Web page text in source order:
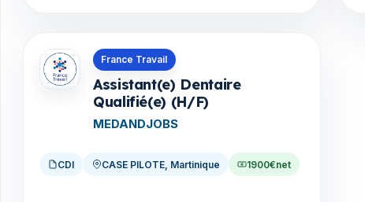
France Travail
Assistant(e) Dentaire
Qualifié(e) (H/F)
MEDANDJOBS
CDI CASE PILOTE, Martinique 1900€net
Offres en Martinique